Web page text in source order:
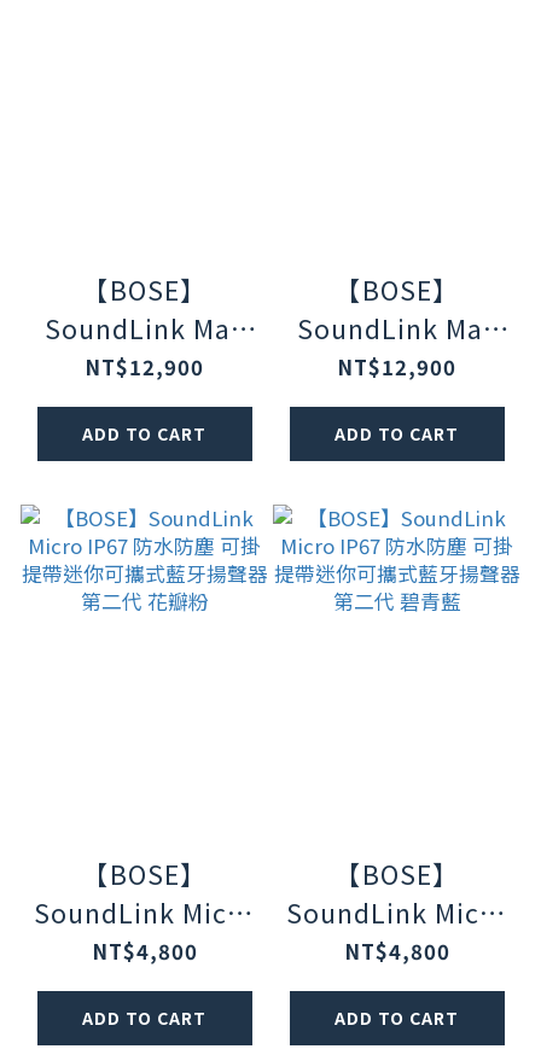
【BOSE】
SoundLink Max
IP67 防水防塵 可
攜式音箱 藍牙揚聲
器 沁檸黃
NT$12,900
ADD TO CART
【BOSE】
SoundLink Max
IP67 防水防塵 可
攜式音箱 藍牙揚聲
器 暮色藍
NT$12,900
ADD TO CART
【BOSE】
SoundLink Micro
IP67 防水防塵 可
掛提帶迷你可攜式
藍牙揚聲器 第二代
NT$4,800
ADD TO CART
【BOSE】
SoundLink Micro
IP67 防水防塵 可
掛提帶迷你可攜式
藍牙揚聲器 第二代
NT$4,800
ADD TO CART